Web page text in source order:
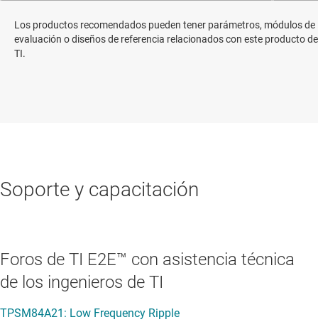
Los productos recomendados pueden tener parámetros, módulos de
evaluación o diseños de referencia relacionados con este producto de
TI.
Soporte y capacitación
Foros de TI E2E™ con asistencia técnica
de los ingenieros de TI